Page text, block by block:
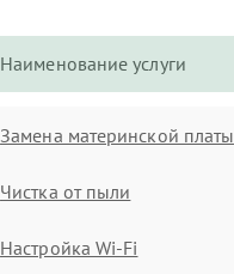
Наименование услуги
Замена материнской платы
Чистка от пыли
Настройка Wi-Fi